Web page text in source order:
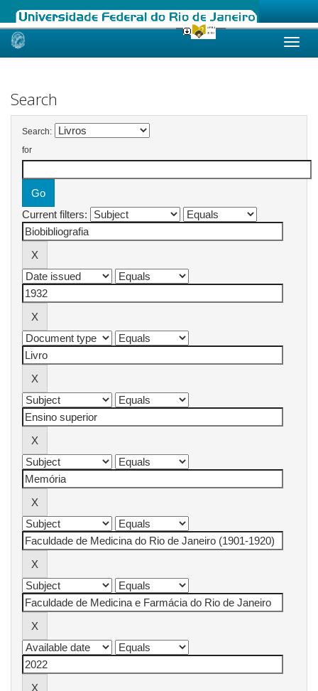
Skip
Search
Search:
for
Current filters: